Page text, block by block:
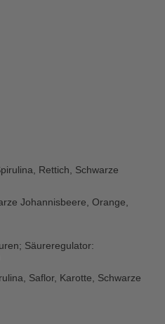
Rettich, Schwarze
Johannisbeere, Orange,
Säureregulator:
Saflor, Karotte, Schwarze